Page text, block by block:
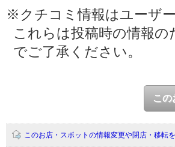
※クチコミ情報はユーザ
これらは投稿時の情報
でご了承ください。
この
このお店・スポットの情報変更や閉店・移転